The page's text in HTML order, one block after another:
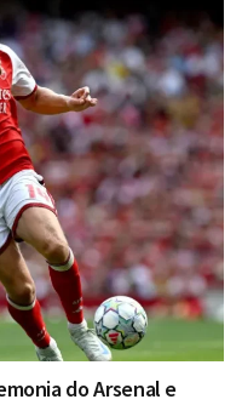
do Arsenal e